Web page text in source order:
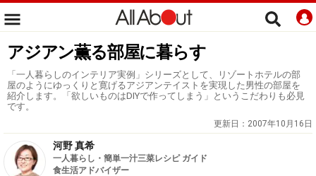
アジアン薫る部屋に暮らす
「一人暮らしのインテリア実例」シリーズとして、リゾートホテルの部
屋のようにゆっくりと寛げるアジアンテイストを実現した男性の部屋を
紹介します。「欲しいものはDIYで作ってしまう」というこだわりも必見
です。
更新日： 2007年10月16日
河野 真希
一人暮らし・簡単一汁三菜レシピ ガイド
食生活アドバイザー